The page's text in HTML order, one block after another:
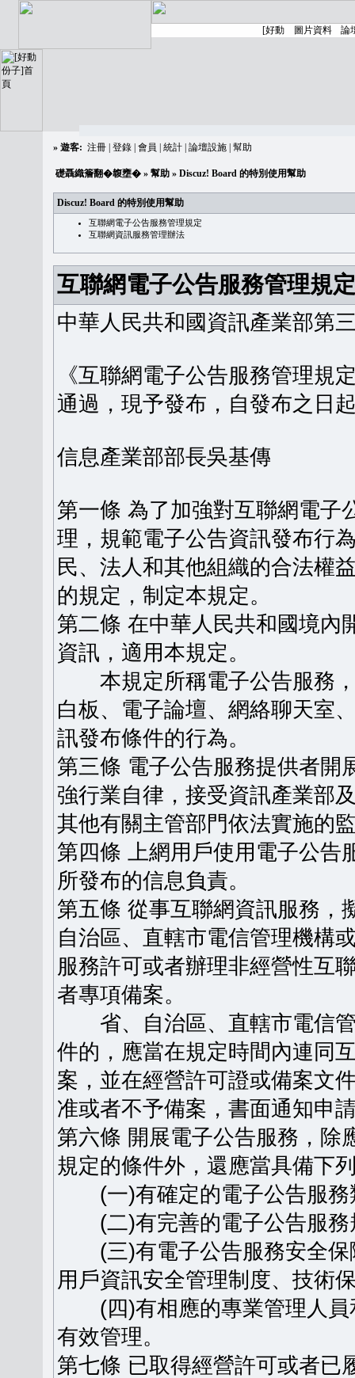
» 遊客: 注冊 登錄 會員 統計 論壇設施 幫助
礎聶織簷翻�䪖壅� » 幫助 » Discuz! Board 的特別使用幫助
Discuz! Board 的特別使用幫助
互聯網電子公告服務管理規定
互聯網資訊服務管理辦法
互聯網電子公告服務管理規定
中華人民共和國資訊產業部第
《互聯網電子公告服務管理規
通過，現予發布，自發布之日
信息產業部部長吳基傳
第一條 為了加強對互聯網電子
理，規範電子公告資訊發布行
民、法人和其他組織的合法權
的規定，制定本規定。
第二條 在中華人民共和國境內
資訊，適用本規定。
本規定所稱電子公告服務，
白板、電子論壇、網絡聊天室
訊發布條件的行為。
第三條 電子公告服務提供者開
強行業自律，接受資訊產業部
其他有關主管部門依法實施的
第四條 上網用戶使用電子公告
所發布的信息負責。
第五條 從事互聯網資訊服務，
自治區、直轄市電信管理機構
服務許可或者辦理非經營性互
者專項備案。
省、自治區、直轄市電信管
件的，應當在規定時間內連同
案，並在經營許可證或備案文
准或者不予備案，書面通知申
第六條 開展電子公告服務，除
規定的條件外，還應當具備下
(一)有確定的電子公告服務
(二)有完善的電子公告服務
(三)有電子公告服務安全保
用戶資訊安全管理制度、技術
(四)有相應的專業管理人員
有效管理。
第七條 已取得經營許可或者已